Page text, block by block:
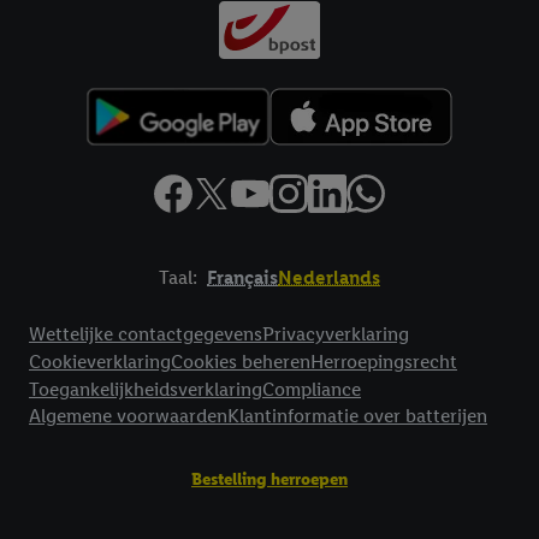
Taal: FrançaisNederlands
Wettelijke contactgegevensPrivacyverklaring
CookieverklaringCookies beherenHerroepingsrecht
ToegankelijkheidsverklaringCompliance
Algemene voorwaardenKlantinformatie over batterijen
Bestelling herroepen